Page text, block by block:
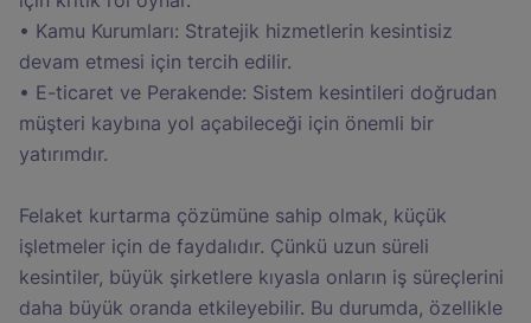
• Kamu Kurumları: Stratejik hizmetlerin kesintisiz
devam etmesi için tercih edilir.
• E-ticaret ve Perakende: Sistem kesintileri doğrudan
müşteri kaybına yol açabileceği için önemli bir
yatırımdır.
Felaket kurtarma çözümüne sahip olmak, küçük
işletmeler için de faydalıdır. Çünkü uzun süreli
kesintiler, büyük şirketlere kıyasla onların iş süreçlerini
daha büyük oranda etkileyebilir. Bu durumda, özellikle